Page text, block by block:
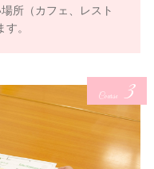
所（カフェ、レスト
。
Course 3